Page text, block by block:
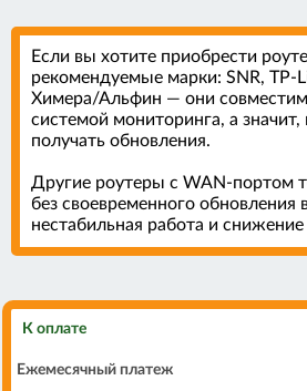
Если вы хотите приобрести
рекомендуемые марки: SNR, TP-
Химера/Альфин — они
системой мониторинга, а значит,
получать обновления.
Другие роутеры с WAN-портом
без своевременного обновления
нестабильная работа и снижение
К оплате
Ежемесячный платеж